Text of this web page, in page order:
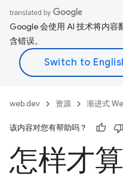
Google 会使用 AI 技术将内容
含错误。
web.dev 资源 渐进式
该内容对您有帮助吗？
怎样才